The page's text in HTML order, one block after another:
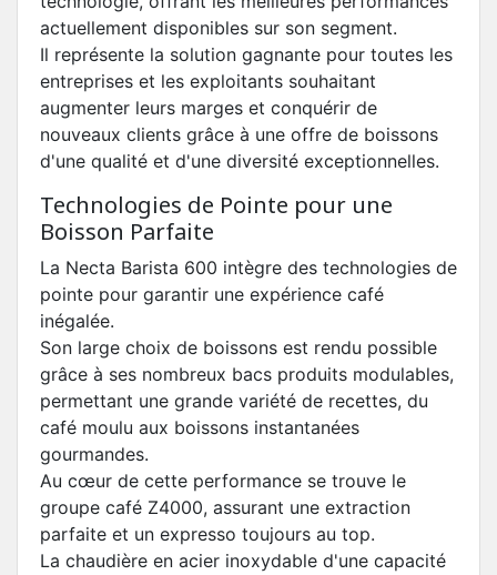
actuellement disponibles sur son segment.
Il représente la solution gagnante pour toutes les
entreprises et les exploitants souhaitant
augmenter leurs marges et conquérir de
nouveaux clients grâce à une offre de boissons
d'une qualité et d'une diversité exceptionnelles.
Technologies de Pointe pour une
Boisson Parfaite
La Necta Barista 600 intègre des technologies de
pointe pour garantir une expérience café
inégalée.
Son large choix de boissons est rendu possible
grâce à ses nombreux bacs produits modulables,
permettant une grande variété de recettes, du
café moulu aux boissons instantanées
gourmandes.
Au cœur de cette performance se trouve le
groupe café Z4000, assurant une extraction
parfaite et un expresso toujours au top.
La chaudière en acier inoxydable d'une capacité